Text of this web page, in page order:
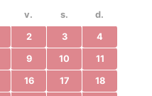
v. s. d.
2 3 4
9 10 11
16 17 18